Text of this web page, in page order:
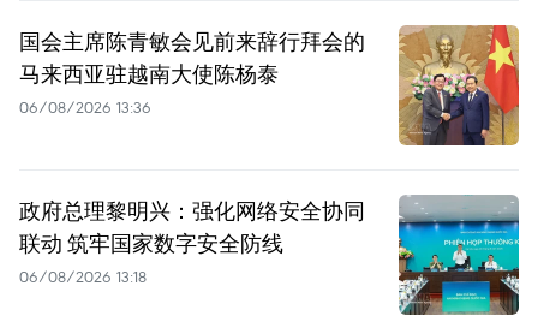
国会主席陈青敏会见前来辞行拜会的
马来西亚驻越南大使陈杨泰
06/08/2026 13:36
政府总理黎明兴：强化网络安全协同
联动 筑牢国家数字安全防线
06/08/2026 13:18